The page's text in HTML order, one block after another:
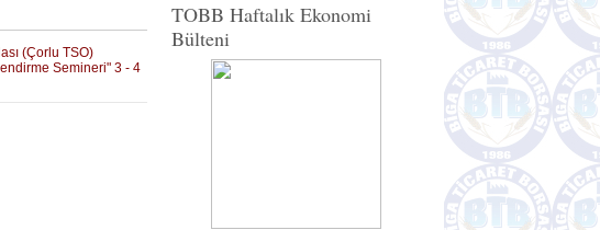
(Çorlu TSO)
Semineri" 3 - 4
TOBB Haftalık Ekonomi
Bülteni